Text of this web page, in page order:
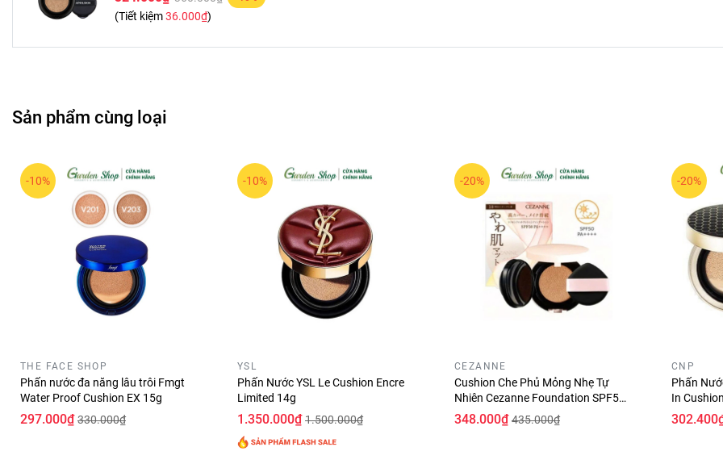
∞Ưu thế nổi bật:
- Chứa nhiều thành phần thiên nhiên như chiết xuất Blueberry, Mineral Water và nha đam giúp cải thiện cấu trúc và tone
cường dưỡng ẩm giúp da mịn màng, xoa dịu những vùng tổn thương trên da.
(Tiết kiệm36.000₫)
Sản phẩm cùng loại
-10%
THE FACE SHOP
Phấn nước đa năng lâu trôi Fmgt
Water Proof Cushion EX 15g
297.000₫ 330.000₫
-10%
YSL
Phấn Nước YSL Le Cushion Encre
Limited 14g
1.350.000₫ 1.500.000₫
-20%
CEZANNE
Cushion Che Phủ Mỏng Nhẹ Tự
Nhiên Cezanne Foundation SPF50
PA++++ 11g
348.000₫ 435.000₫
-20%
CNP
Phấn
In